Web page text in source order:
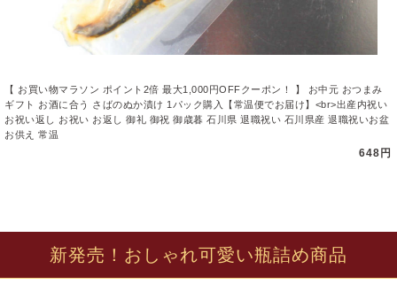
【 お買い物マラソン ポイント2倍 最大1,000円OFFクーポン！ 】 お中元 おつまみ
ギフト お酒に合う さばのぬか漬け 1パック購入【常温便でお届け】<br>出産内祝い
お祝い返し お祝い お返し 御礼 御祝 御歳暮 石川県 退職祝い 石川県産 退職祝いお盆
お供え 常温
648円
新発売！おしゃれ可愛い瓶詰め商品